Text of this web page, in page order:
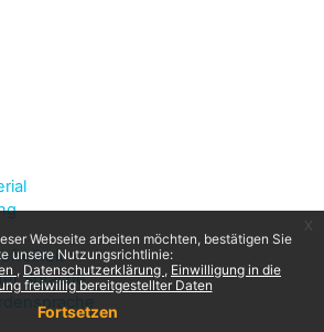
Webseite arbeiten möchten, bestätigen Sie
unsere Nutzungsrichtlinie:
Datenschutzerklärung
Einwilligung in die
freiwillig bereitgestellter Daten
Fortsetzen
Sprache